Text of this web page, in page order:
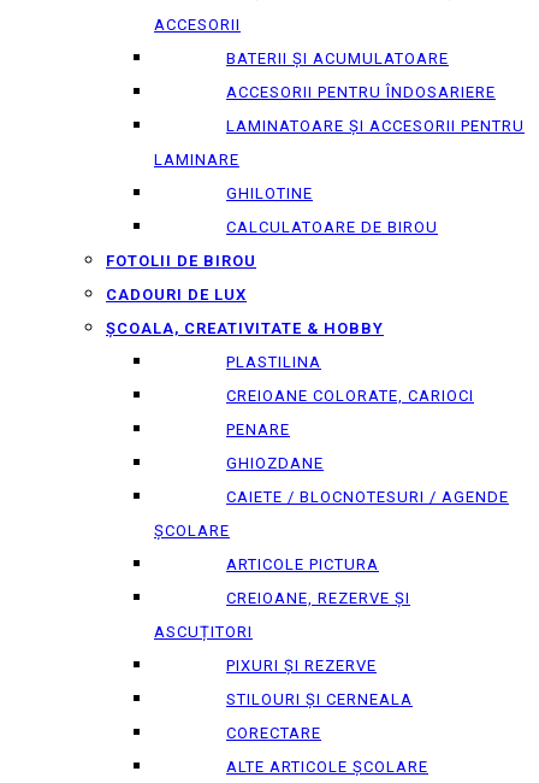
ACCESORII
BATERII ȘI ACUMULATOARE
ACCESORII PENTRU ÎNDOSARIERE
LAMINATOARE ȘI ACCESORII PENTRU
LAMINARE
GHILOTINE
CALCULATOARE DE BIROU
FOTOLII DE BIROU
CADOURI DE LUX
ȘCOALA, CREATIVITATE & HOBBY
PLASTILINA
CREIOANE COLORATE, CARIOCI
PENARE
GHIOZDANE
CAIETE / BLOCNOTESURI / AGENDE
ȘCOLARE
ARTICOLE PICTURA
CREIOANE, REZERVE ȘI
ASCUȚITORI
PIXURI ȘI REZERVE
STILOURI ȘI CERNEALA
CORECTARE
ALTE ARTICOLE ȘCOLARE